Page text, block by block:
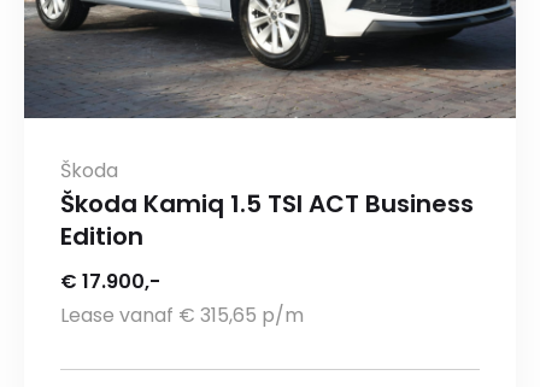
Škoda
Škoda Kamiq 1.5 TSI ACT Business
Edition
€ 17.900,-
Lease vanaf € 315,65 p/m